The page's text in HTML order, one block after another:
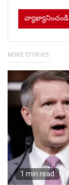
MORE STORIES
1 min read